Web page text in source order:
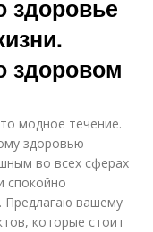
здоровье
здоровом
модное течение.
здоровью
во всех сферах
спокойно
Предлагаю вашему
которые стоит